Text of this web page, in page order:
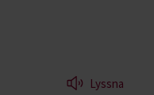
Lyssna